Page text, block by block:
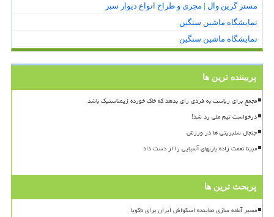
مستر گرین وال | مجری و طراح انواع دیوار سبز
نمایشگاه ماشین سنگین
نمایشگاه ماشین سنگین
پربیننده ترین ها
مجمع برای ریاست به فردی رای بدهد که خاک خورده ژیمناستیک باشد
درخواست تیم ملی رد شد!
جنجال سلبریتی ها در ورزش
مبینا نعمت زاده بازیهای آسیایی را از دست داد
پربحث ترین ها
مسیر آماده سازی نماینده اسکواش ایران برای ناگویا